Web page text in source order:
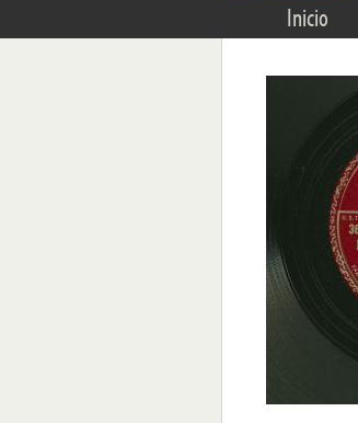
Inicio